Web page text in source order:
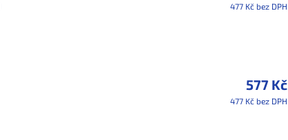
477 Kč bez DPH
577 Kč
477 Kč bez DPH